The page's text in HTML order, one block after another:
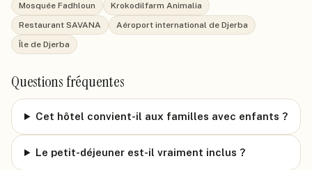
Mosquée Fadhloun
Krokodilfarm Animalia
Restaurant SAVANA
Aéroport international de Djerba
Île de Djerba
Questions fréquentes
Cet hôtel convient-il aux familles avec enfants ?
Le petit-déjeuner est-il vraiment inclus ?